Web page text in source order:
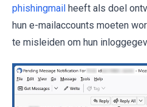
phishingmail heeft als doel
hun e-mailaccounts moeten
te misleiden om hun